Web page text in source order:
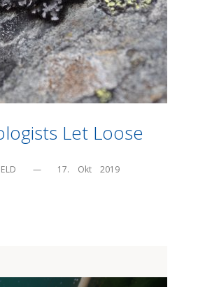
Let Loose
— 17.    Okt    2019